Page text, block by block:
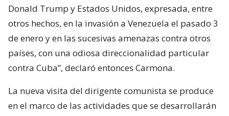
Donald Trump y Estados Unidos, expresada, entre
otros hechos, en la invasión a Venezuela el pasado 3
de enero y en las sucesivas amenazas contra otros
países, con una odiosa direccionalidad particular
contra Cuba”, declaró entonces Carmona.
La nueva visita del dirigente comunista se produce
en el marco de las actividades que se desarrollarán